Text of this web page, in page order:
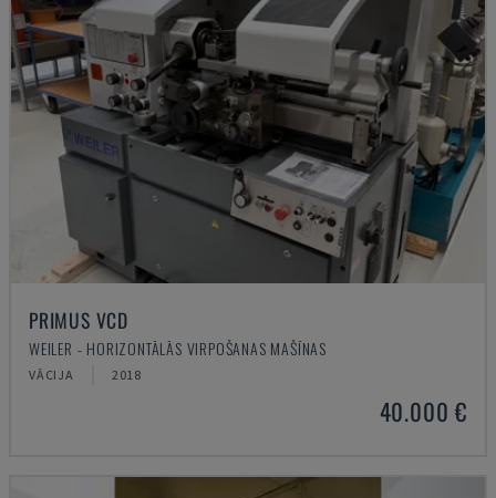
PRIMUS VCD
WEILER - HORIZONTĀLĀS VIRPOŠANAS MAŠĪNAS
VĀCIJA 2018
40.000 €